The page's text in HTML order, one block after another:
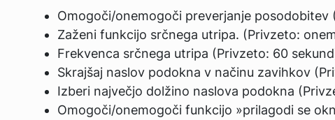
Omogoči/onemogoči preverjanje posodobitev
Zaženi funkcijo srčnega utripa. (Privzeto:
Frekvenca srčnega utripa (Privzeto: 60
Skrajšaj naslov podokna v načinu zavihkov
Izberi največjo dolžino naslova podokna
Omogoči/onemogoči funkcijo »prilagodi se